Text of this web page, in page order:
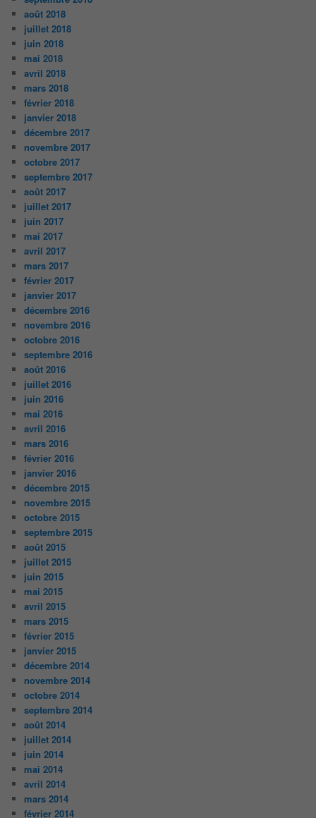
août 2018
juillet 2018
juin 2018
mai 2018
avril 2018
mars 2018
février 2018
janvier 2018
décembre 2017
novembre 2017
octobre 2017
septembre 2017
août 2017
juillet 2017
juin 2017
mai 2017
avril 2017
mars 2017
février 2017
janvier 2017
décembre 2016
novembre 2016
octobre 2016
septembre 2016
août 2016
juillet 2016
juin 2016
mai 2016
avril 2016
mars 2016
février 2016
janvier 2016
décembre 2015
novembre 2015
octobre 2015
septembre 2015
août 2015
juillet 2015
juin 2015
mai 2015
avril 2015
mars 2015
février 2015
janvier 2015
décembre 2014
novembre 2014
octobre 2014
septembre 2014
août 2014
juillet 2014
juin 2014
mai 2014
avril 2014
mars 2014
février 2014